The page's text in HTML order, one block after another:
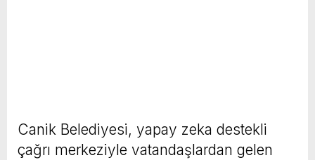
Canik Belediyesi, yapay zeka destekli
çağrı merkeziyle vatandaşlardan gelen